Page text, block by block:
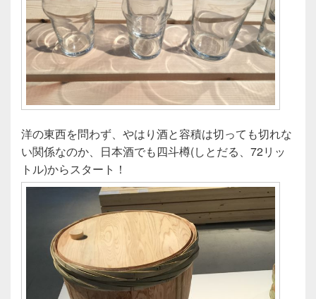
洋の東西を問わず、やはり酒と容積は切っても切れな
い関係なのか、日本酒でも四斗樽(しとだる、72リッ
トル)からスタート！